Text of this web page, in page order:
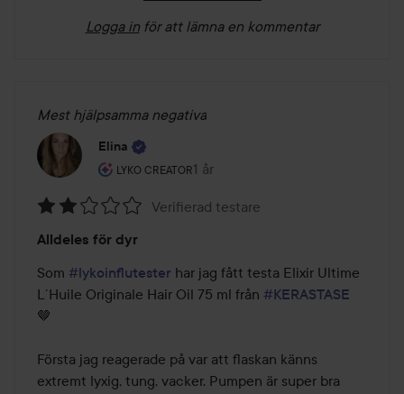
Logga in för att lämna en kommentar
Mest hjälpsamma negativa
Elina
LYKO CREATOR
Användarens roll: Lyko Creator.
1 år
Inlägget skapades 1 år
2
av
5
Verifierad testare
Alldeles för dyr
Som #lykoinflutester har jag fått testa Elixir Ultime
L´Huile Originale Hair Oil 75 ml från #KERASTASE
🤎
Första jag reagerade på var att flaskan känns
extremt lyxig, tung, vacker. Pumpen är super bra